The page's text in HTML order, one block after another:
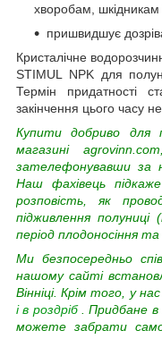
хворобам, шкідникам
пришвидшує
Кристалічне
STIMUL NPK для
Термін придатності
закінчення цього часу
Купити добриво для
магазині
зателефонувавши за
Наш фахівець
розповість, як
підживлення полуниці
період плодоносіння
Ми безпосередньо
нашому сайті
Вінніці. Крім того, у
і в роздріб
. Придбане
можете забрати